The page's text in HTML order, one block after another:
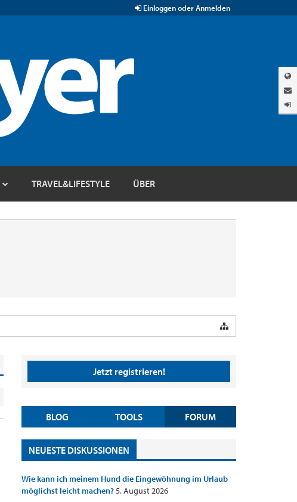
Einloggen oder Anmelden
TRAVEL&LIFESTYLE ÜBER
Jetzt registrieren!
BLOG TOOLS FORUM
NEUESTE DISKUSSIONEN
Wie kann ich meinem Hund die Eingewöhnung im Urlaub
möglichst leicht machen?5. August 2026